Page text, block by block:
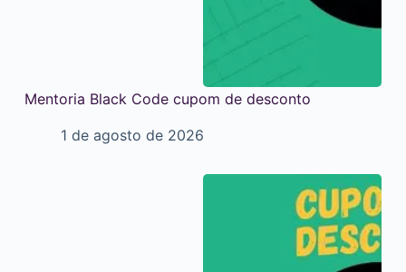
Mentoria Black Code cupom de desconto
1 de agosto de 2026